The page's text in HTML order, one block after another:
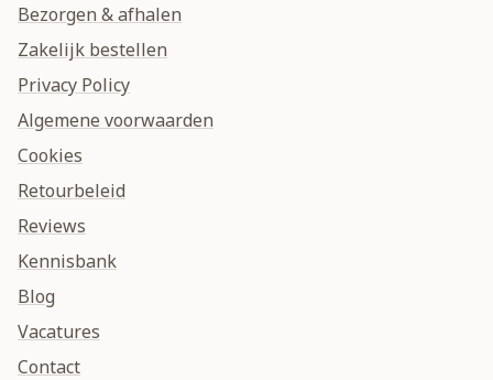
Bezorgen & afhalen
Zakelijk bestellen
Privacy Policy
Algemene voorwaarden
Cookies
Retourbeleid
Reviews
Kennisbank
Blog
Vacatures
Contact